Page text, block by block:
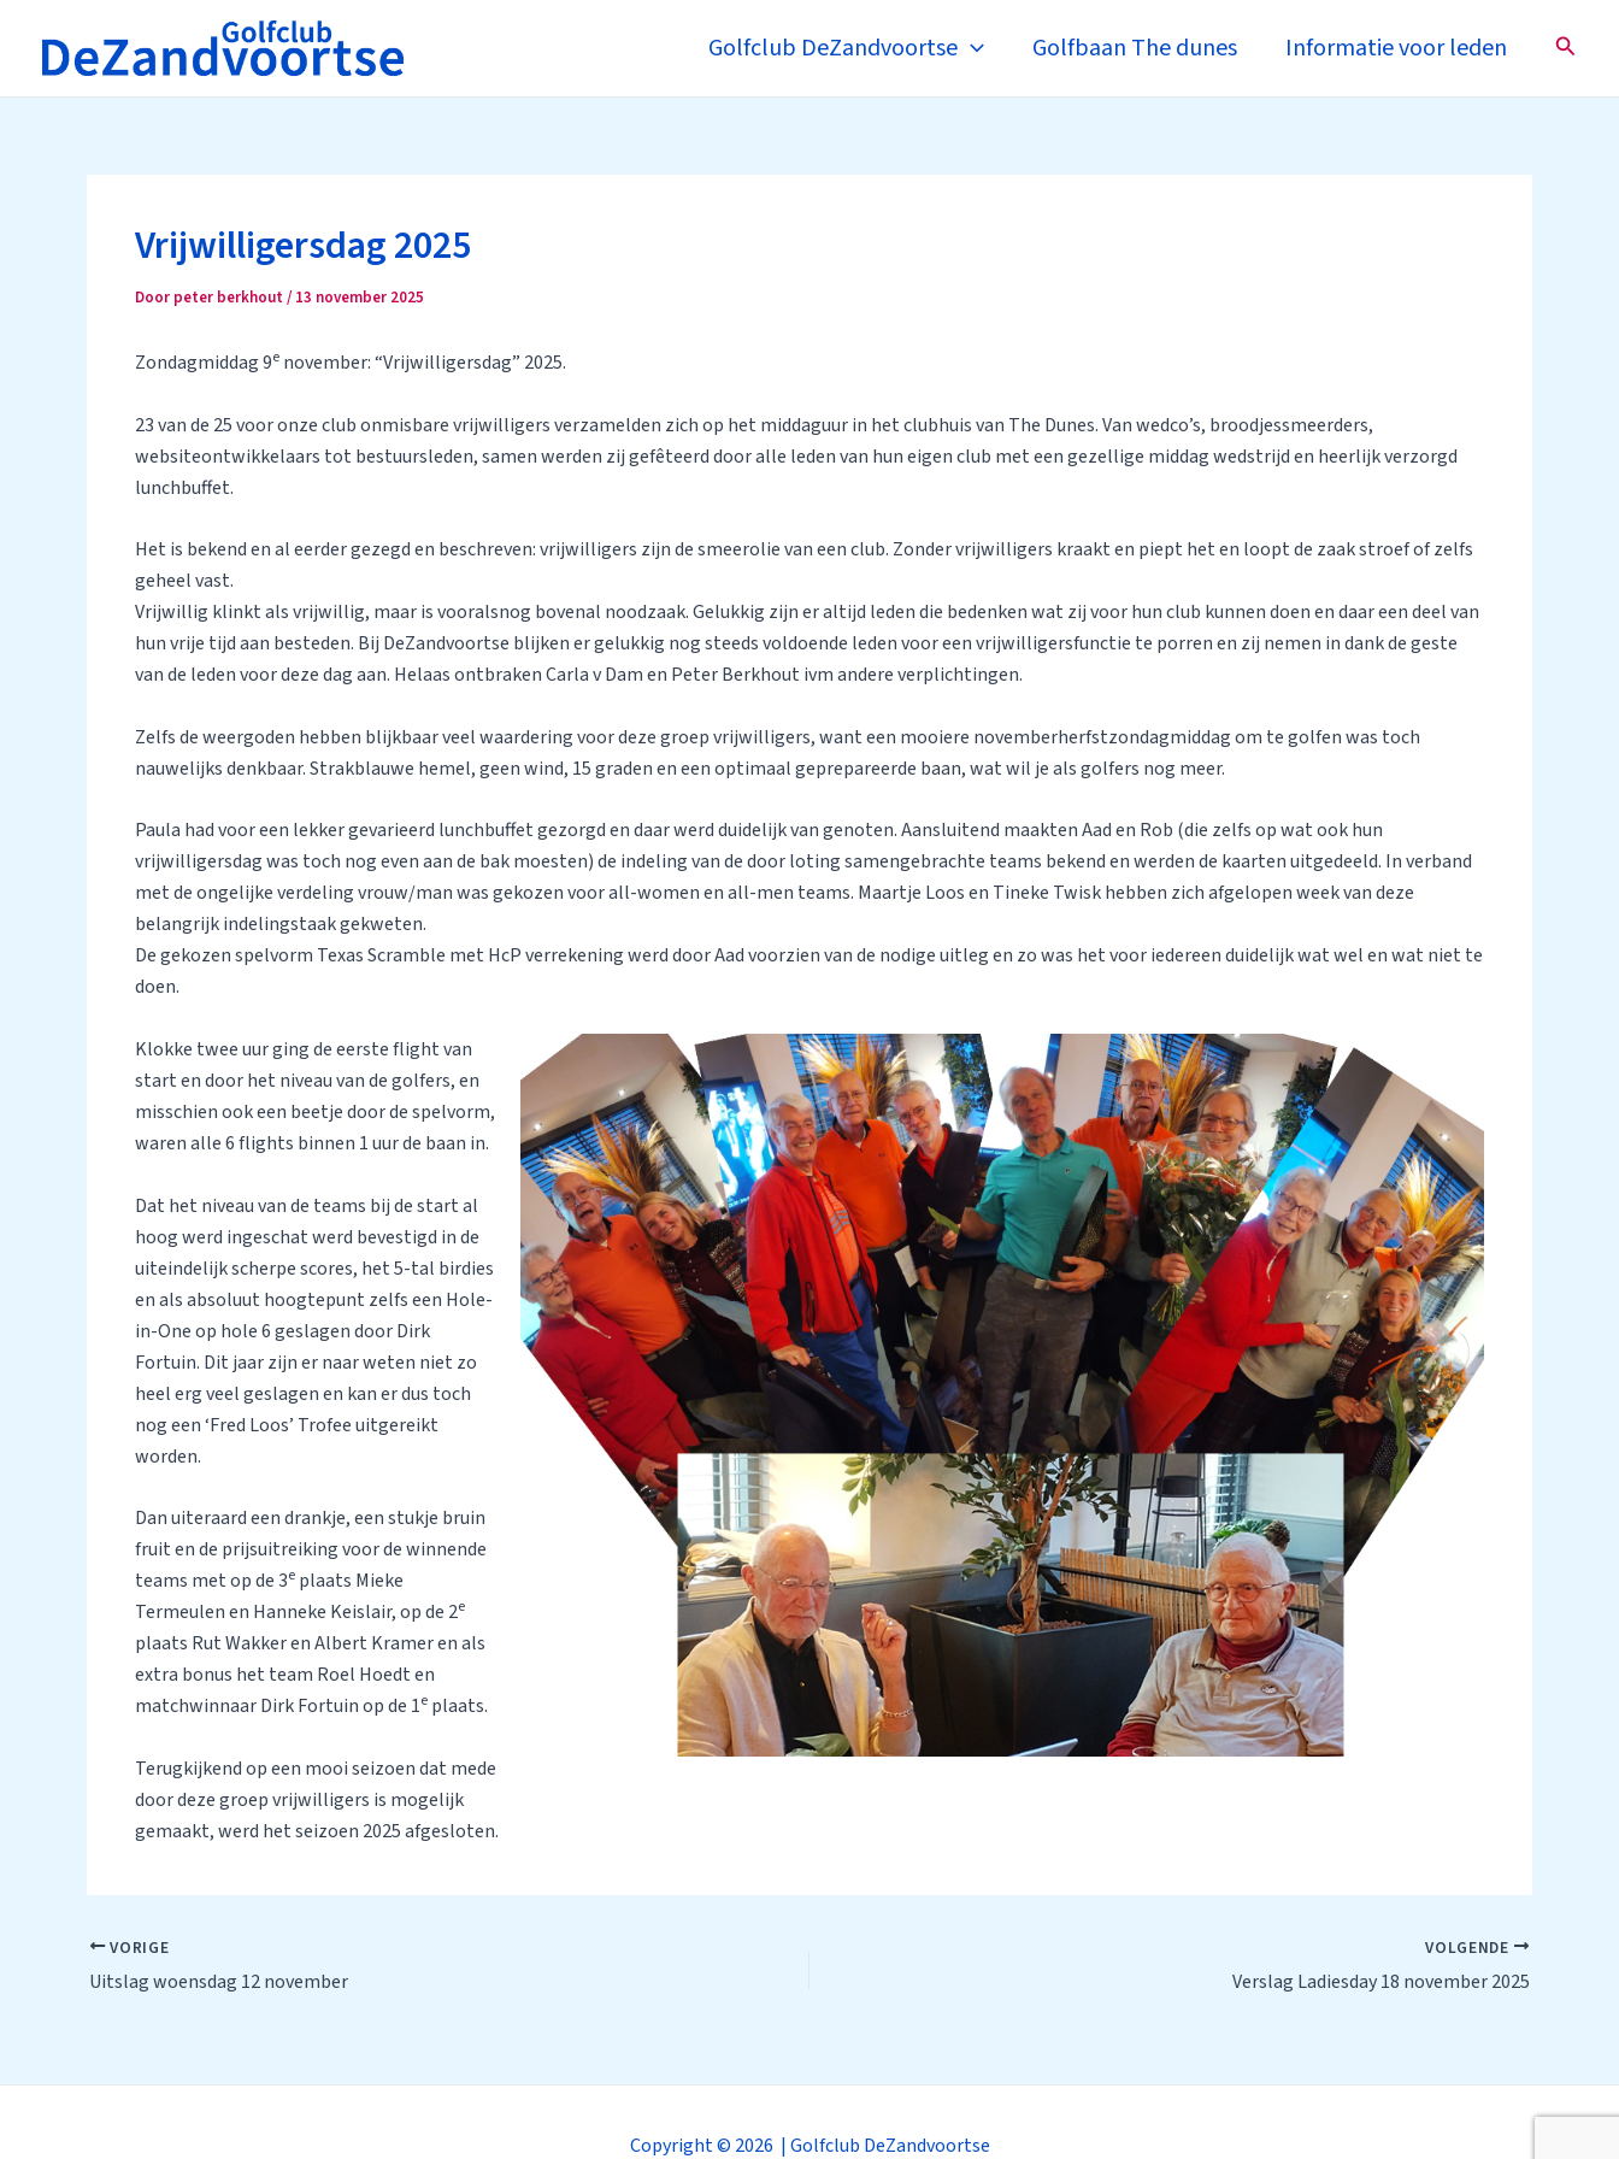
Golfclub DeZandvoortse Golfbaan The dunes Informatie voor leden Zoeken
Vrijwilligersdag 2025
Door peter berkhout/ 13 november 2025
Zondagmiddag 9e november: “Vrijwilligersdag” 2025.
23 van de 25 voor onze club onmisbare vrijwilligers verzamelden zich op het middaguur in het clubhuis van The Dunes. Van wedco’s, broodjessmeerders,
websiteontwikkelaars tot bestuursleden, samen werden zij gefêteerd door alle leden van hun eigen club met een gezellige middag wedstrijd en heerlijk verzorgd
lunchbuffet.
Het is bekend en al eerder gezegd en beschreven: vrijwilligers zijn de smeerolie van een club. Zonder vrijwilligers kraakt en piept het en loopt de zaak stroef of zelfs
geheel vast.
Vrijwillig klinkt als vrijwillig, maar is vooralsnog bovenal noodzaak. Gelukkig zijn er altijd leden die bedenken wat zij voor hun club kunnen doen en daar een deel van
hun vrije tijd aan besteden. Bij DeZandvoortse blijken er gelukkig nog steeds voldoende leden voor een vrijwilligersfunctie te porren en zij nemen in dank de geste
van de leden voor deze dag aan. Helaas ontbraken Carla v Dam en Peter Berkhout ivm andere verplichtingen.
Zelfs de weergoden hebben blijkbaar veel waardering voor deze groep vrijwilligers, want een mooiere novemberherfstzondagmiddag om te golfen was toch
nauwelijks denkbaar. Strakblauwe hemel, geen wind, 15 graden en een optimaal geprepareerde baan, wat wil je als golfers nog meer.
Paula had voor een lekker gevarieerd lunchbuffet gezorgd en daar werd duidelijk van genoten. Aansluitend maakten Aad en Rob (die zelfs op wat ook hun
vrijwilligersdag was toch nog even aan de bak moesten) de indeling van de door loting samengebrachte teams bekend en werden de kaarten uitgedeeld. In verband
met de ongelijke verdeling vrouw/man was gekozen voor all-women en all-men teams. Maartje Loos en Tineke Twisk hebben zich afgelopen week van deze
belangrijk indelingstaak gekweten.
De gekozen spelvorm Texas Scramble met HcP verrekening werd door Aad voorzien van de nodige uitleg en zo was het voor iedereen duidelijk wat wel en wat niet te
doen.
Klokke twee uur ging de eerste flight van
start en door het niveau van de golfers, en
misschien ook een beetje door de spelvorm,
waren alle 6 flights binnen 1 uur de baan in.
Dat het niveau van de teams bij de start al
hoog werd ingeschat werd bevestigd in de
uiteindelijk scherpe scores, het 5-tal birdies
en als absoluut hoogtepunt zelfs een Hole-
in-One op hole 6 geslagen door Dirk
Fortuin. Dit jaar zijn er naar weten niet zo
heel erg veel geslagen en kan er dus toch
nog een ‘Fred Loos’ Trofee uitgereikt
worden.
Dan uiteraard een drankje, een stukje bruin
fruit en de prijsuitreiking voor de winnende
teams met op de 3e plaats Mieke
Termeulen en Hanneke Keislair, op de 2e
plaats Rut Wakker en Albert Kramer en als
extra bonus het team Roel Hoedt en
matchwinnaar Dirk Fortuin op de 1e plaats.
Terugkijkend op een mooi seizoen dat mede
door deze groep vrijwilligers is mogelijk
gemaakt, werd het seizoen 2025 afgesloten.
Bericht
navigatie
VORIGE
Uitslag woensdag 12 november
VOLGENDE
Verslag Ladiesday 18 november 2025
Copyright © 2026 | Golfclub DeZandvoortse